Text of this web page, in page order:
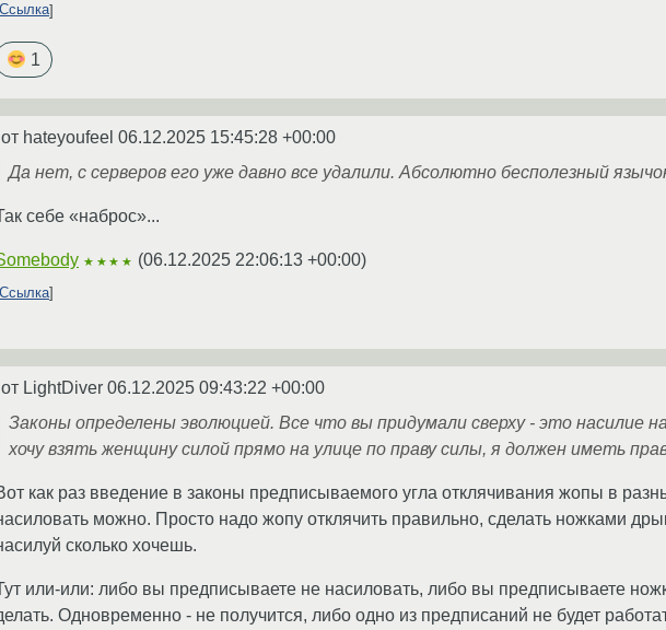
Ссылка
1
от hateyoufeel 06.12.2025 15:45:28 +00:00
Да нет, с серверов его уже давно все удалили. Абсолютно бесполезный
себе «наброс»...
★★★★ (06.12.2025 22:06:13 +00:00)
Ссылка
от LightDiver 06.12.2025 09:43:22 +00:00
Законы определены эволюцией. Все что вы придумали сверху - это насилие
хочу взять женщину силой прямо на улице по праву силы, я должен иметь
как раз введение в законы предписываемого угла отклячивания жопы в
можно. Просто надо жопу отклячить правильно, сделать ножками
сколько хочешь.
или-или: либо вы предписываете не насиловать, либо вы предписываете
Одновременно - не получится, либо одно из предписаний не будет